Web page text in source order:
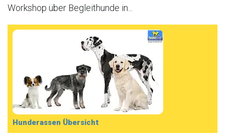
Workshop über Begleithunde in...
Hunderassen Übersicht